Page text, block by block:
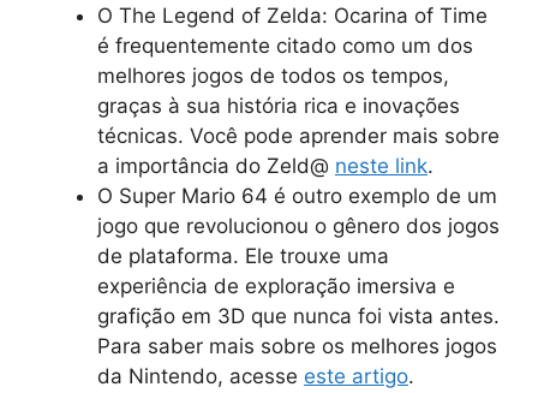
O The Legend of Zelda: Ocarina of Time
é frequentemente citado como um dos
melhores jogos de todos os tempos,
graças à sua história rica e inovações
técnicas. Você pode aprender mais sobre
a importância do Zeld@ neste link.
O Super Mario 64 é outro exemplo de um
jogo que revolucionou o gênero dos jogos
de plataforma. Ele trouxe uma
experiência de exploração imersiva e
grafição em 3D que nunca foi vista antes.
Para saber mais sobre os melhores jogos
da Nintendo, acesse este artigo.